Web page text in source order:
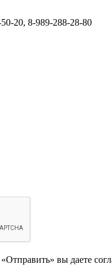
20, 8-989-288-28-80
вы даете